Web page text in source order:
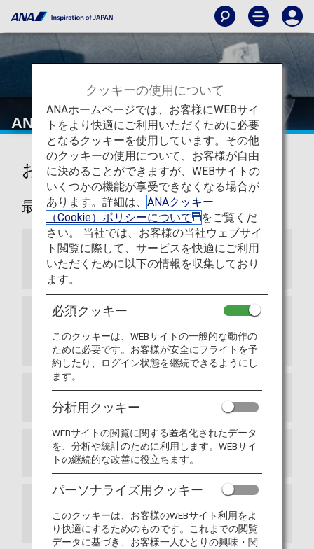
ANAからのお知らせ
お知らせ
最新
アリタリア航空とのマイレージ提携終了につ
いて
提携航空会社情報スイスインターナショナル
エアラインズが日本とスイス間の新路線を開
通しました
アドリア航空（JP）との提携終了について
ANAマイレージクラブご利用条件の更新
ANA国際線プレミアムエコノミーの特典の予
約を開始しました。
クッキーの使用について
ANAホームページでは、お客様にWEBサイ
トをより快適にご利用いただくために必要
となるクッキーを使用しています。その他
のクッキーの使用について、お客様が自由
に決めることができますが、WEBサイトの
いくつかの機能が享受できなくなる場合が
あります。詳細は、 ANAクッキー
（Cookie）ポリシーについて
をご覧くだ
さい。 当社では、お客様の当社ウェブサイ
ト閲覧に際して、サービスを快適にご利用
いただくために以下の情報を収集しており
ます。
必須クッキー
このクッキーは、WEBサイトの一般的な動作の
ために必要です。お客様が安全にフライトを予
約したり、ログイン状態を継続できるようにし
ます。
分析用クッキー
WEBサイトの閲覧に関する匿名化されたデータ
を、分析や統計のために利用します。WEBサイ
トの継続的な改善に役立ちます。
パーソナライズ用クッキー
このクッキーは、お客様のWEBサイト利用をよ
り快適にするためのものです。これまでの閲覧
データに基づき、お客様一人ひとりの興味・関